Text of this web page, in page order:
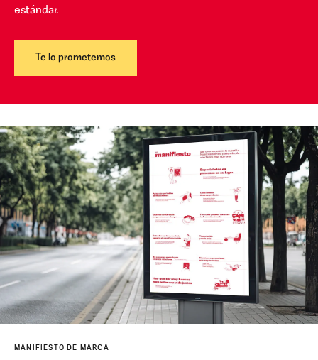
estándar.
Te lo prometemos
MANIFIESTO DE MARCA